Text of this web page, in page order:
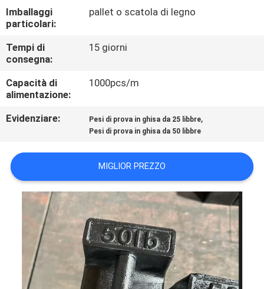
CONTROLLO
DELLA
QUALITÀ
NOTIZIE
CASI
CHIEDI UN
PREVENTIVO
MAPPA
SITO
Imballaggi
particolari:
pallet o scatola di legno
Tempi di
consegna:
15 giorni
Capacità di
alimentazione:
1000pcs/m
Evidenziare: Pesi di prova in ghisa da 25 libbre,
Pesi di prova in ghisa da 50 libbre
MIGLIOR PREZZO